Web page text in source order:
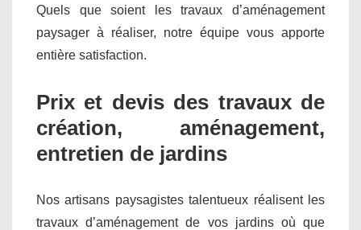
Quels que soient les travaux d’aménagement
paysager à réaliser, notre équipe vous apporte
entière satisfaction.
Prix et devis des travaux de
création, aménagement,
entretien de jardins
Nos artisans paysagistes talentueux réalisent les
travaux d’aménagement de vos jardins où que